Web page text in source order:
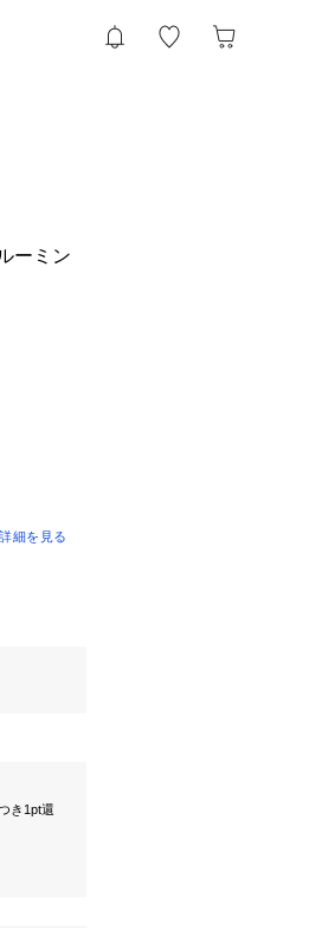
ーミン
細を見る
き1pt還